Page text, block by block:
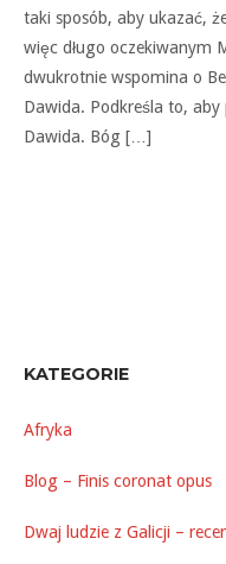
taki sposób, aby ukazać,
więc długo oczekiwanym
dwukrotnie wspomina o
Dawida. Podkreśla to, aby
Dawida. Bóg […]
KATEGORIE
Afryka
Blog – Finis coronat opus
Dwaj ludzie z Galicji –